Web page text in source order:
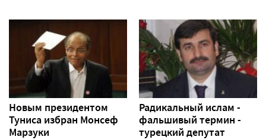
Новым президентом
Туниса избран Монсеф
Марзуки
Радикальный ислам -
фальшивый термин -
турецкий депутат